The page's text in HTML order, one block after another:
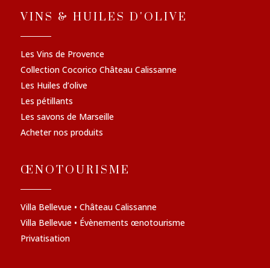
VINS & HUILES D'OLIVE
Les Vins de Provence
Collection Cocorico Château Calissanne
Les Huiles d’olive
Les pétillants
Les savons de Marseille
Acheter nos produits
ŒNOTOURISME
Villa Bellevue • Château Calissanne
Villa Bellevue • Évènements œnotourisme
Privatisation